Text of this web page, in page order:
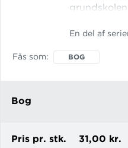
danmarks-
En del af
Fås som BOG
Bog
Pris pr. stk. 31,00 kr.